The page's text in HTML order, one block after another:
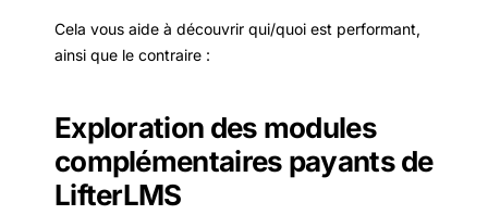
Cela vous aide à découvrir qui/quoi est performant,
ainsi que le contraire :
Exploration des modules
complémentaires payants de
LifterLMS